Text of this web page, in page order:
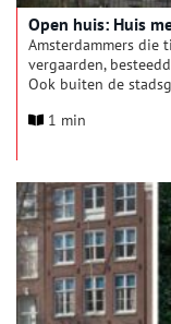
Open huis: Huis
Amsterdammers die
vergaarden,
Ook buiten de
door Abraham van
2018.
1 min